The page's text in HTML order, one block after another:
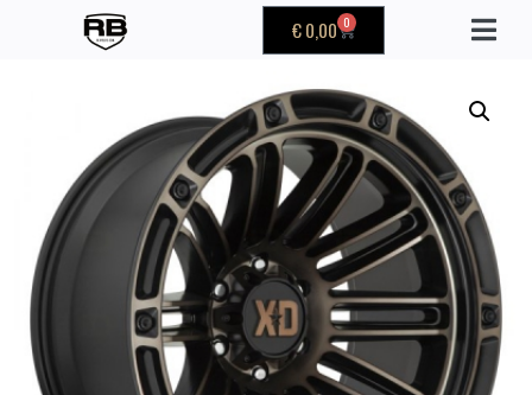
€0,00 0